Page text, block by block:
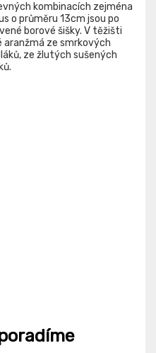
kombinacích zejména
o průměru 13cm jsou po
borové šišky. V těžišti
aranžmá ze smrkových
ze žlutých sušených